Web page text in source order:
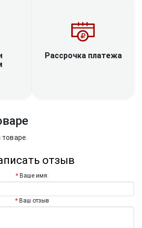
Рассрочка платежа
отзыв
Ваше имя:
Ваш отзыв